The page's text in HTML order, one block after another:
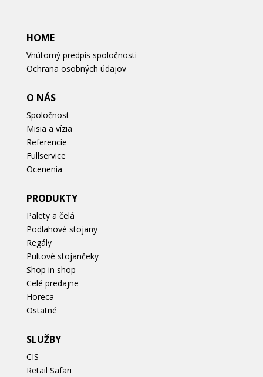
HOME
Vnútorný predpis spoločnosti
Ochrana osobných údajov
O NÁS
Spoločnost
Misia a vízia
Referencie
Fullservice
Ocenenia
PRODUKTY
Palety a čelá
Podlahové stojany
Regály
Pultové stojančeky
Shop in shop
Celé predajne
Horeca
Ostatné
SLUŽBY
CIS
Retail Safari